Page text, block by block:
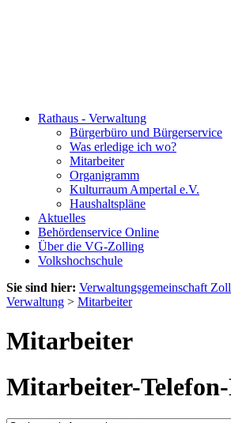
Rathaus - Verwaltung
Bürgerbüro und Bürgerservice
Was erledige ich wo?
Mitarbeiter
Organigramm
Kulturraum Ampertal e.V.
Haushaltspläne
Aktuelles
Behördenservice Online
Über die VG-Zolling
Volkshochschule
Sie sind hier: Verwaltungsgemeinschaft
Verwaltung > Mitarbeiter
Mitarbeiter
Mitarbeiter-